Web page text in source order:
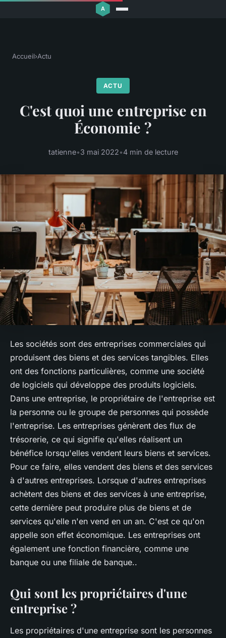
Accueil›Actu
ACTU
C'est quoi une entreprise en
Économie ?
tatienne•3 mai 2022•4 min de lecture
Les sociétés sont des entreprises commerciales qui
produisent des biens et des services tangibles. Elles
ont des fonctions particulières, comme une société
de logiciels qui développe des produits logiciels.
Dans une entreprise, le propriétaire de l'entreprise est
la personne ou le groupe de personnes qui possède
l'entreprise. Les entreprises génèrent des flux de
trésorerie, ce qui signifie qu'elles réalisent un
bénéfice lorsqu'elles vendent leurs biens et services.
Pour ce faire, elles vendent des biens et des services
à d'autres entreprises. Lorsque d'autres entreprises
achètent des biens et des services à une entreprise,
cette dernière peut produire plus de biens et de
services qu'elle n'en vend en un an. C'est ce qu'on
appelle son effet économique. Les entreprises ont
également une fonction financière, comme une
banque ou une filiale de banque..
Qui sont les propriétaires d'une
entreprise ?
Les propriétaires d'une entreprise sont les personnes